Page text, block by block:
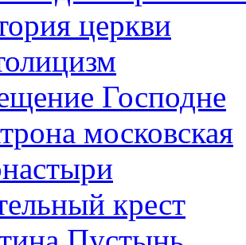
церкви
Господне
московская
крест